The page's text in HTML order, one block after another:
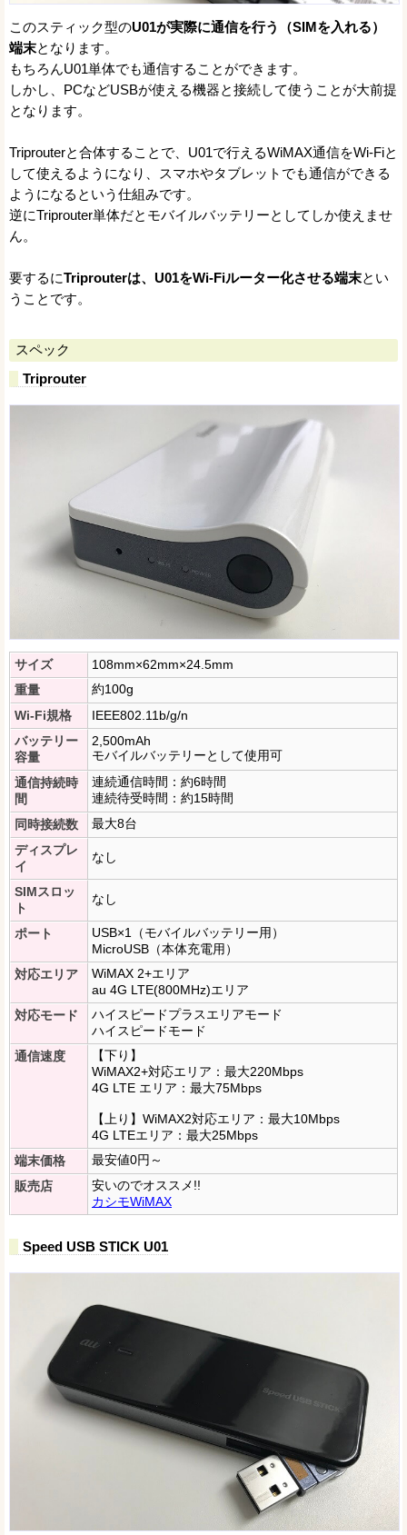
このスティック型のU01が実際に通信を行う（SIMを入れる）
端末となります。
もちろんU01単体でも通信することができます。
しかし、PCなどUSBが使える機器と接続して使うことが大前提
となります。
Triprouterと合体することで、U01で行えるWiMAX通信をWi-Fiと
して使えるようになり、スマホやタブレットでも通信ができる
ようになるという仕組みです。
逆にTriprouter単体だとモバイルバッテリーとしてしか使えませ
ん。
要するにTriprouterは、U01をWi-Fiルーター化させる端末とい
うことです。
スペック
Triprouter
サイズ
108mm×62mm×24.5mm
重量
約100g
Wi-Fi規格
IEEE802.11b/g/n
バッテリー
容量
2,500mAh
モバイルバッテリーとして使用可
通信持続時
間
連続通信時間：約6時間
連続待受時間：約15時間
同時接続数
最大8台
ディスプレ
イ
なし
SIMスロッ
ト
なし
ポート
USB×1（モバイルバッテリー用）
MicroUSB（本体充電用）
対応エリア
WiMAX 2+エリア
au 4G LTE(800MHz)エリア
対応モード
ハイスピードプラスエリアモード
ハイスピードモード
通信速度
【下り】
WiMAX2+対応エリア：最大220Mbps
4G LTE エリア：最大75Mbps
【上り】WiMAX2対応エリア：最大10Mbps
4G LTEエリア：最大25Mbps
端末価格
最安値0円～
販売店
安いのでオススメ!!
カシモWiMAX
Speed USB STICK U01